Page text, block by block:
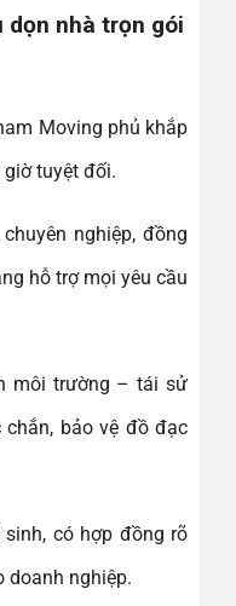
nhà trọn gói
Moving phủ khắp
tuyệt đối.
nghiệp, đồng
hỗ trợ mọi yêu cầu
môi trường – tái sử
chắn, bảo vệ đồ đạc
có hợp đồng rõ
doanh nghiệp.